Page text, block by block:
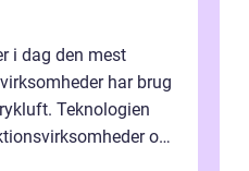
i dag den mest
har brug
Teknologien
og